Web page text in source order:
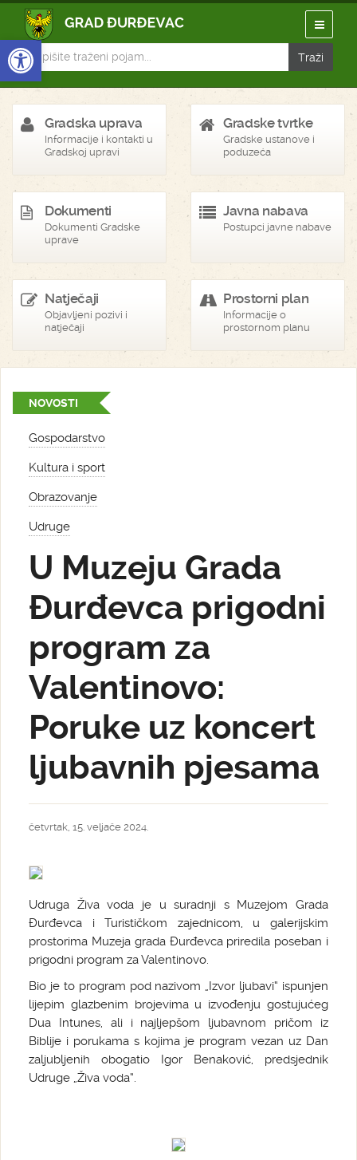
Open toolbar
Gradska uprava
Informacije i kontakti u
Gradskoj upravi
Gradske tvrtke
Gradske ustanove i
poduzeća
Dokumenti
Dokumenti Gradske
uprave
Javna nabava
Postupci javne nabave
Natječaji
Objavljeni pozivi i
natječaji
Prostorni plan
Informacije o
prostornom planu
NOVOSTI
Gospodarstvo
Kultura i sport
Obrazovanje
Udruge
U Muzeju Grada
Đurđevca prigodni
program za
Valentinovo:
Poruke uz koncert
ljubavnih pjesama
četvrtak, 15. veljače 2024.
Udruga Živa voda je u suradnji s Muzejom Grada
Đurđevca i Turističkom zajednicom, u galerijskim
prostorima Muzeja grada Đurđevca priredila poseban i
prigodni program za Valentinovo.
Bio je to program pod nazivom „Izvor ljubavi“ ispunjen
lijepim glazbenim brojevima u izvođenju gostujućeg
Dua Intunes, ali i najljepšom ljubavnom pričom iz
Biblije i porukama s kojima je program vezan uz Dan
zaljubljenih obogatio Igor Benaković, predsjednik
Udruge „Živa voda“.